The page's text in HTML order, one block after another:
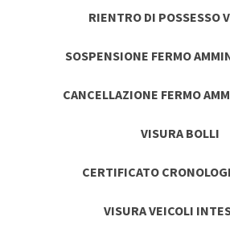
RIENTRO DI POSSESSO
SOSPENSIONE FERMO
CANCELLAZIONE FERMO
VISURA BOLLI
CERTIFICATO
VISURA VEICOLI